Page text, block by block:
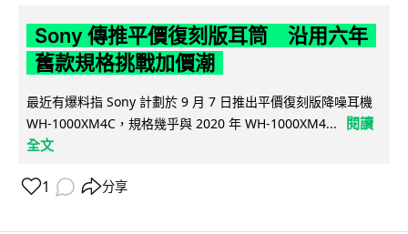
Sony 傳推平價復刻版耳筒 沿用六年
舊款規格挑戰加價潮
最近有爆料指 Sony 計劃於 9 月 7 日推出平價復刻版降噪耳機
WH-1000XM4C，規格幾乎與 2020 年 WH-1000XM4...
閱讀
全文
1 分享